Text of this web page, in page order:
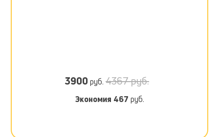
3900 руб. 4367 руб.
Экономия 467 руб.